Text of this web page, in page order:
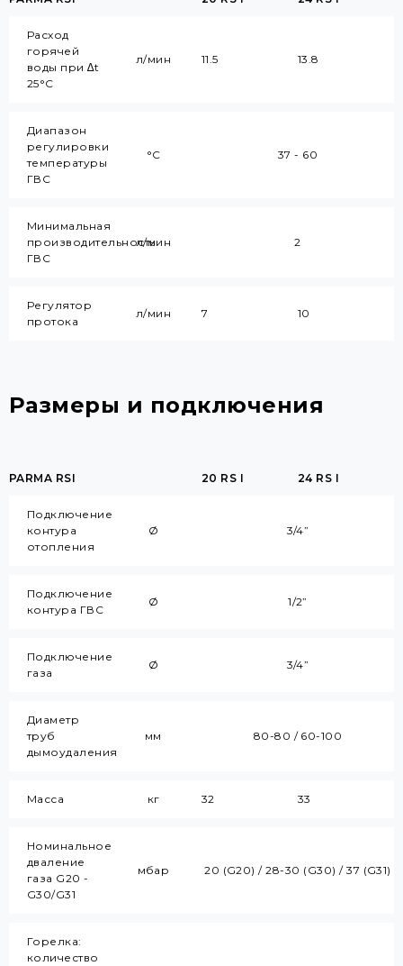
Расход
горячей
воды при ∆t
25°C
л/мин 11.5 13.8
Диапазон
регулировки
температуры
ГВС
°C 37 - 60
Минимальная
производительность
ГВС
л/мин 2
Регулятор
протока
л/мин 7 10
Размеры и подключения
PARMA RSI 20 RS I 24 RS I
Подключение
контура
отопления
Ø 3/4”
Подключение
контура ГВС
Ø 1/2”
Подключение
газа
Ø 3/4”
Диаметр
труб
дымоудаления
мм 80-80 / 60-100
Масса кг 32 33
Номинальное
дваление
газа G20 -
G30/G31
мбар 20 (G20) / 28-30 (G30) / 37 (G31)
Горелка:
количество